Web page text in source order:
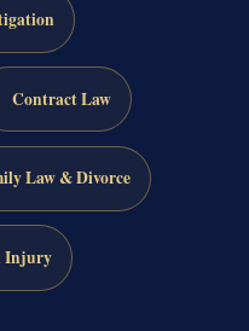
Contract Law
Law & Divorce
Injury